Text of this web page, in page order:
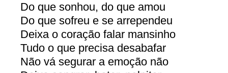
Do que sonhou, do que amou
Do que sofreu e se arrependeu
Deixa o coração falar mansinho
Tudo o que precisa desabafar
Não vá segurar a emoção não